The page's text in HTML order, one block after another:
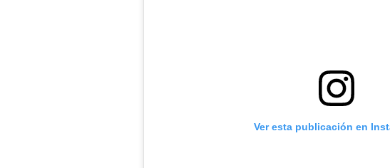
Ver esta publicación en